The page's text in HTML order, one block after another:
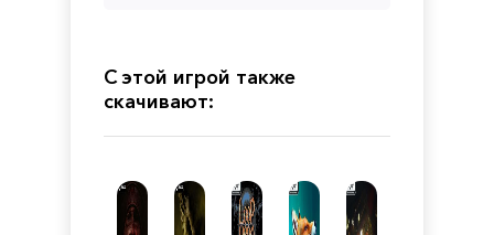
С этой игрой также
скачивают: